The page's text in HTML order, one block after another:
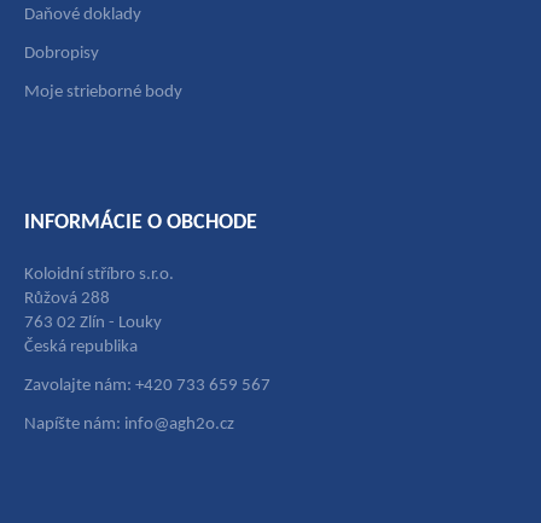
Daňové doklady
Dobropisy
Moje strieborné body
INFORMÁCIE O OBCHODE
Koloidní stříbro s.r.o.
Růžová 288
763 02 Zlín - Louky
Česká republika
Zavolajte nám: +420 733 659 567
Napíšte nám: info@agh2o.cz